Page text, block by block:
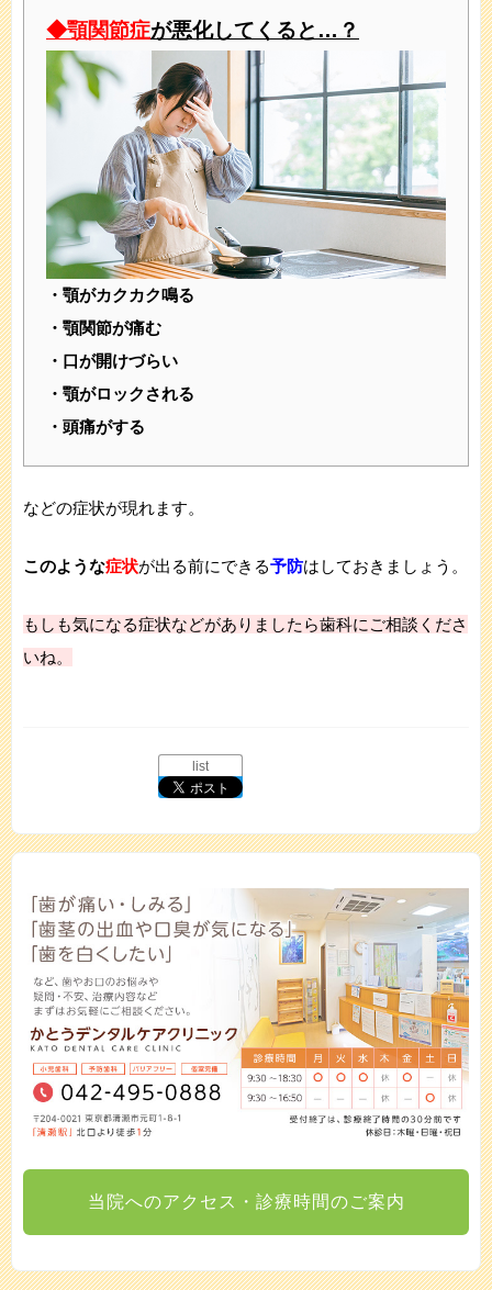
◆顎関節症が悪化してくると …？
・顎がカクカク鳴る
・顎関節が痛む
・口が開けづらい
・顎がロックされる
・頭痛がする
などの症状が現れます。
このような症状が出る前にできる予防はしておきましょう。
もしも気になる症状などがありましたら歯科にご相談くださ
いね。
list
当院へのアクセス・診療時間のご案内